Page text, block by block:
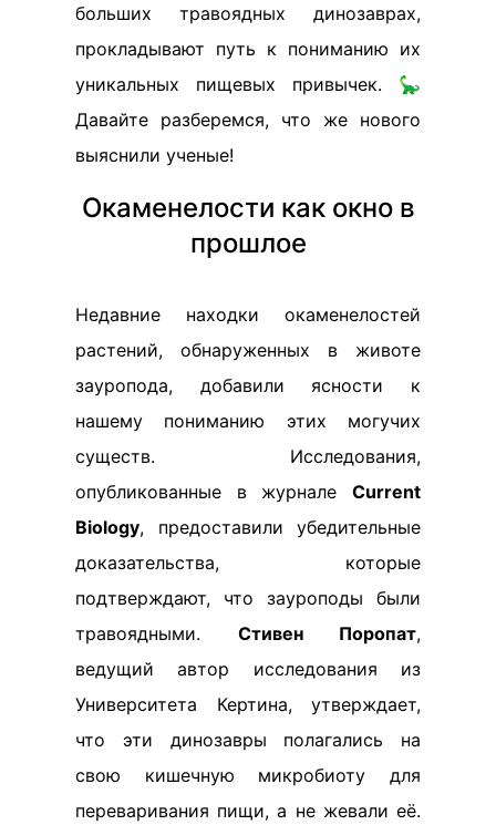
больших травоядных динозаврах,
прокладывают путь к пониманию их
уникальных пищевых привычек. 🦕
Давайте разберемся, что же нового
выяснили ученые!
Окаменелости как окно в
прошлое
Недавние находки окаменелостей
растений, обнаруженных в животе
зауропода, добавили ясности к
нашему пониманию этих могучих
существ. Исследования,
опубликованные в журнале Current
Biology, предоставили убедительные
доказательства, которые
подтверждают, что зауроподы были
травоядными. Стивен Поропат,
ведущий автор исследования из
Университета Кертина, утверждает,
что эти динозавры полагались на
свою кишечную микробиоту для
переваривания пищи, а не жевали её.